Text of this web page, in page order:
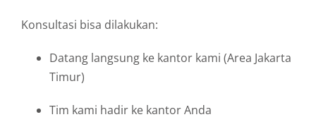
Konsultasi bisa dilakukan:
Datang langsung ke kantor kami (Area Jakarta
Timur)
Tim kami hadir ke kantor Anda